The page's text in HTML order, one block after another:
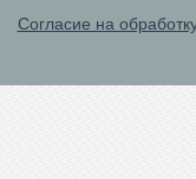
Согласие на